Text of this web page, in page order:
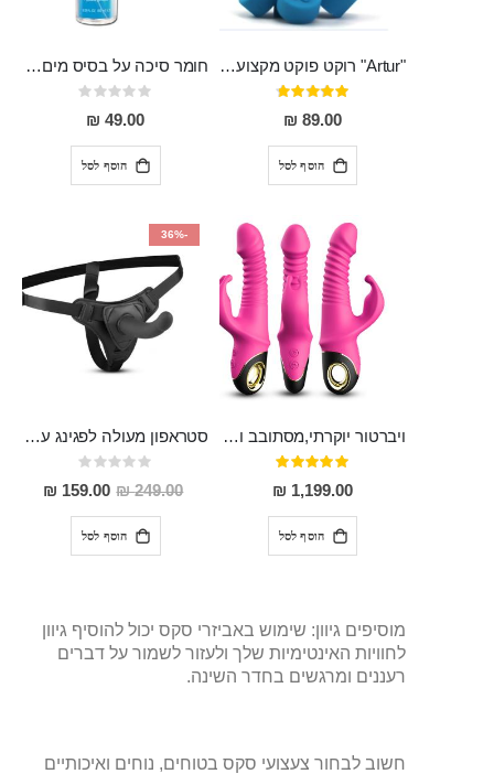
"Artur" רוקט פוקט מקצועי חזק במיוחד
דירוג:
95%
89.00 ₪
הוסף לסל
חומר סיכה על בסיס מים 65 מ"ל ID GLIDE
Rating:
0%
49.00 ₪
הוסף לסל
ויברטור יוקרתי,מסתובב ומתארך, בעל רטט חזק מאוד ומגע מלטף ZING
דירוג:
100%
1,199.00 ₪
הוסף לסל
-36%
סטראפון מעולה לפגינג עם דילדו מותאם במיוחד מסיליקון רפואי באורך 12 ס"מ רוחב 2.5 AEVAL
Rating:
0%
249.00 ₪
מחיר
מבצע
159.00 ₪
הוסף לסל
מוסיפים גיוון: שימוש באביזרי סקס יכול להוסיף גיוון
לחוויות האינטימיות שלך ולעזור לשמור על דברים
רעננים ומרגשים בחדר השינה.
חשוב לבחור צעצועי סקס בטוחים, נוחים ואיכותיים